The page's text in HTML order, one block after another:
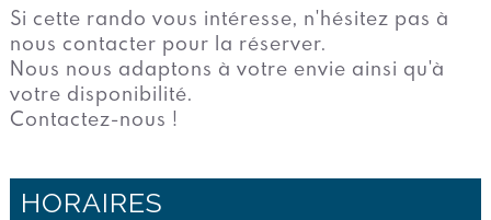
Si cette rando vous intéresse, n'hésitez pas à
nous contacter pour la réserver.
Nous nous adaptons à votre envie ainsi qu'à
votre disponibilité.
Contactez-nous !
HORAIRES